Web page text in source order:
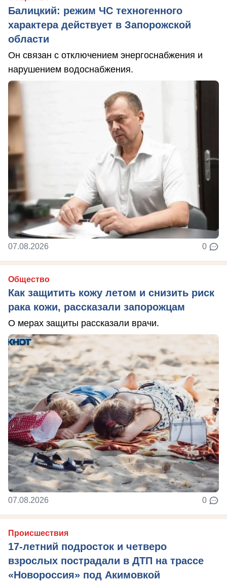
Балицкий: режим ЧС техногенного
характера действует в Запорожской
области
Он связан с отключением энергоснабжения и
нарушением водоснабжения.
07.08.2026 0
Общество
Как защитить кожу летом и снизить риск
рака кожи, рассказали запорожцам
О мерах защиты рассказали врачи.
07.08.2026 0
Происшествия
17-летний подросток и четверо
взрослых пострадали в ДТП на трассе
«Новороссия» под Акимовкой